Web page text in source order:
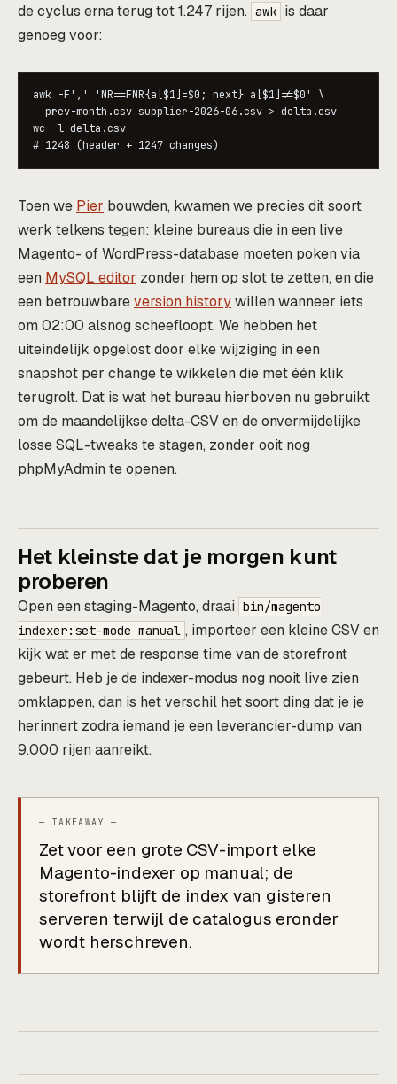
de cyclus erna terug tot 1.247 rijen. awk is daar
genoeg voor:
awk -F',' 'NR==FNR{a[$1]=$0; next} a[$1]!=$0' \
  prev-month.csv supplier-2026-06.csv > delta.csv
wc -l delta.csv
# 1248 (header + 1247 changes)
Toen we Pier bouwden, kwamen we precies dit soort
werk telkens tegen: kleine bureaus die in een live
Magento- of WordPress-database moeten poken via
een MySQL editor zonder hem op slot te zetten, en die
een betrouwbareversion historywillen wanneer iets
om 02:00 alsnog scheefloopt. We hebben het
uiteindelijk opgelost door elke wijziging in een
snapshot per change te wikkelen die met één klik
terugrolt. Dat is wat het bureau hierboven nu gebruikt
om de maandelijkse delta-CSV en de onvermijdelijke
losse SQL-tweaks te stagen, zonder ooit nog
phpMyAdmin te openen.
Het kleinste dat je morgen kunt
proberen
Open een staging-Magento, draai bin/magento
indexer:set-mode manual , importeer een kleine CSV en
kijk wat er met de response time van de storefront
gebeurt. Heb je de indexer-modus nog nooit live zien
omklappen, dan is het verschil het soort ding dat je je
herinnert zodra iemand je een leverancier-dump van
9.000 rijen aanreikt.
Zet voor een grote CSV-import elke
Magento-indexer op manual; de
storefront blijft de index van gisteren
serveren terwijl de catalogus eronder
wordt herschreven.